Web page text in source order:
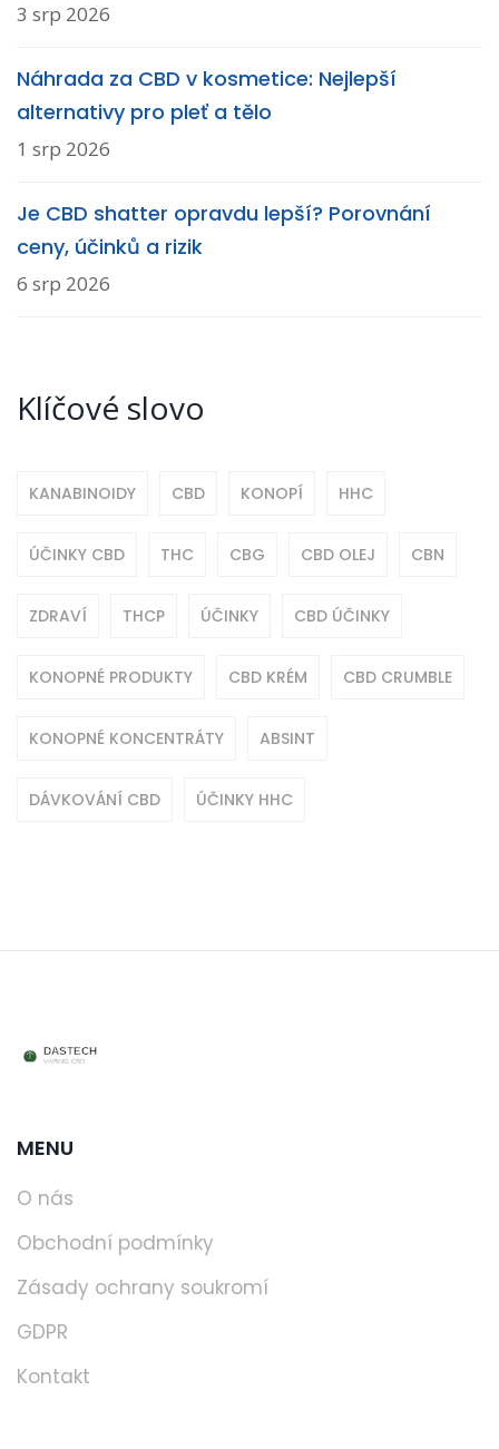
3 srp 2026
Náhrada za CBD v kosmetice: Nejlepší
alternativy pro pleť a tělo
1 srp 2026
Je CBD shatter opravdu lepší? Porovnání
ceny, účinků a rizik
6 srp 2026
Klíčové slovo
KANABINOIDY CBD KONOPÍ HHC
ÚČINKY CBD THC CBG CBD OLEJ CBN
ZDRAVÍ THCP ÚČINKY CBD ÚČINKY
KONOPNÉ PRODUKTY CBD KRÉM CBD CRUMBLE
KONOPNÉ KONCENTRÁTY ABSINT
DÁVKOVÁNÍ CBD ÚČINKY HHC
MENU
O nás
Obchodní podmínky
Zásady ochrany soukromí
GDPR
Kontakt